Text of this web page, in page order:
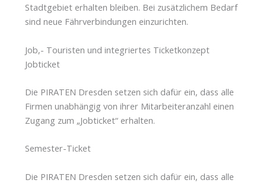
Stadtgebiet erhalten bleiben. Bei zusätzlichem Bedarf
sind neue Fährverbindungen einzurichten.
Job,- Touristen und integriertes Ticketkonzept
Jobticket
Die PIRATEN Dresden setzen sich dafür ein, dass alle
Firmen unabhängig von ihrer Mitarbeiteranzahl einen
Zugang zum „Jobticket“ erhalten.
Semester-Ticket
Die PIRATEN Dresden setzen sich dafür ein, dass alle